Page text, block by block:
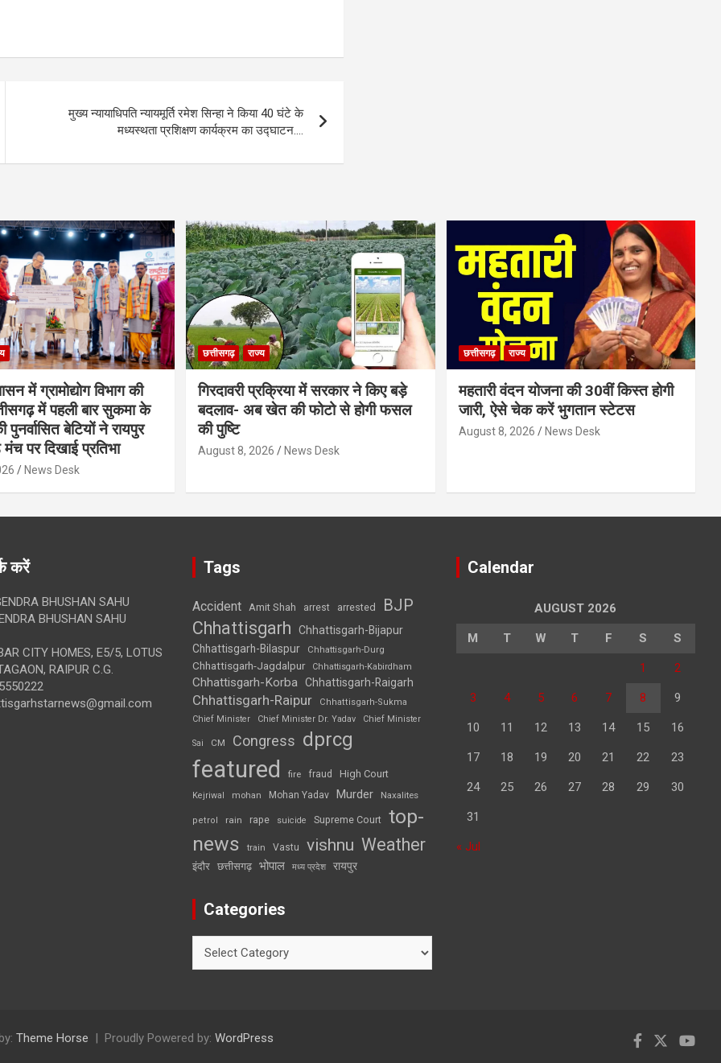
मुख्य न्यायाधिपति न्यायमूर्ति रमेश सिन्हा ने किया 40 घंटे के
मध्यस्थता प्रशिक्षण कार्यक्रम का उद्घाटन….
में ग्रामोद्योग विभाग की
में पहली बार सुकमा के
पुनर्वासित बेटियों ने रायपुर
पर दिखाई प्रतिभा
News Desk
छत्तीसगढ़ राज्य
गिरदावरी प्रक्रिया में सरकार ने किए बड़े
बदलाव- अब खेत की फोटो से होगी फसल
की पुष्टि
August 8, 2026 News Desk
छत्तीसगढ़ राज्य
महतारी वंदन योजना की 30वीं किस्त होगी
जारी, ऐसे चेक करें भुगतान स्टेटस
August 8, 2026 News Desk
करें
BHUSHAN SAHU
BHUSHAN SAHU
CITY HOMES, E5/5, LOTUS
RAIPUR C.G.
Tags
Accident Amit Shah arrest arrested BJP
Chhattisgarh
Chhattisgarh-Bijapur
Chhattisgarh-Bilaspur
Chhattisgarh-Durg
Chhattisgarh-Jagdalpur Chhattisgarh-Kabirdham
Chhattisgarh-Korba Chhattisgarh-Raigarh
Chhattisgarh-Raipur
Chhattisgarh-Sukma
Chief Minister
Chief Minister Dr. Yadav Chief Minister
Sai CM Congress dprcg
featured fire fraud High Court
Kejriwal mohan Mohan Yadav Murder Naxalites
petrol rain rape suicide Supreme Court top-
news
train Vastu vishnu Weather
इंदौर छत्तीसगढ़ भोपाल मध्य प्रदेश रायपुर
Categories
Calendar
AUGUST 2026
M T W T F S S
1 2
3 4 5 6 7 8 9
10 11 12 13 14 15 16
17 18 19 20 21 22 23
24 25 26 27 28 29 30
31
« Jul
Theme Horse Proudly Powered by: WordPress